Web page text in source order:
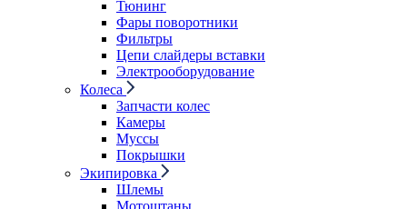
Тюнинг
Фары поворотники
Фильтры
Цепи слайдеры вставки
Электрооборудование
Колеса
Запчасти колес
Камеры
Муссы
Покрышки
Экипировка
Шлемы